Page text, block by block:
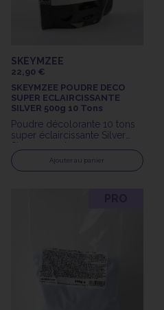
SKEYMZEE
22,90 €
SKEYMZEE POUDRE DECO
SUPER ECLAIRCISSANTE
SILVER 500g 10 Tons
Poudre décolorante 10 tons
super éclaircissante Silver
Skeymzee de 500gr
Ajouter au panier